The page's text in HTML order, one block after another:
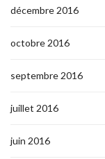
décembre 2016
octobre 2016
septembre 2016
juillet 2016
juin 2016